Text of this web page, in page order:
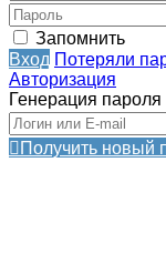
Запомнить
Вход Потеряли
Авторизация
Генерация пароля
Получить новый